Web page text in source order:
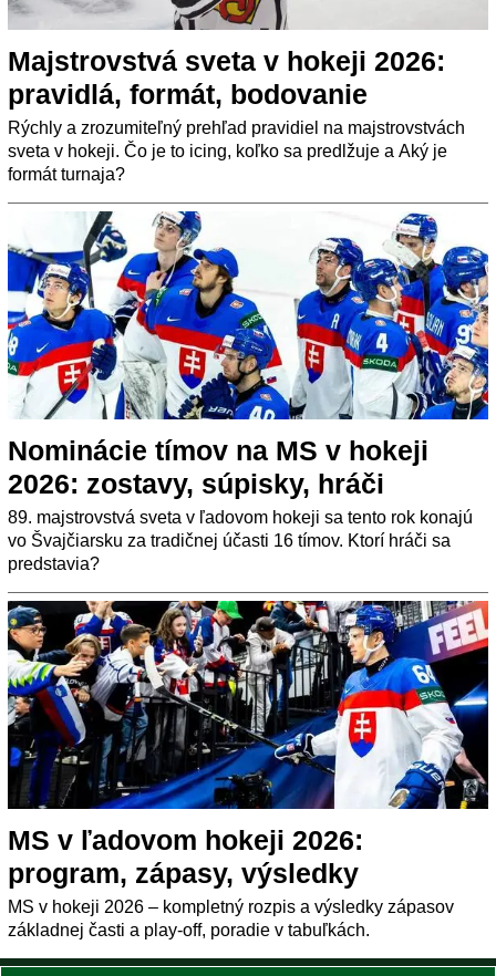
Majstrovstvá sveta v hokeji 2026:
pravidlá, formát, bodovanie
Rýchly a zrozumiteľný prehľad pravidiel na majstrovstvách
sveta v hokeji. Čo je to icing, koľko sa predlžuje a Aký je
formát turnaja?
Nominácie tímov na MS v hokeji
2026: zostavy, súpisky, hráči
89. majstrovstvá sveta v ľadovom hokeji sa tento rok konajú
vo Švajčiarsku za tradičnej účasti 16 tímov. Ktorí hráči sa
predstavia?
MS v ľadovom hokeji 2026:
program, zápasy, výsledky
MS v hokeji 2026 – kompletný rozpis a výsledky zápasov
základnej časti a play-off, poradie v tabuľkách.